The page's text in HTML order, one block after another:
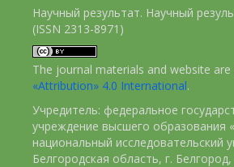
Научный результат. Научный
(ISSN 2313-8971)
The journal materials and website are
«Attribution» 4.0 International.
Учредитель: федеральное
учреждение высшего образования
национальный исследовательский
Белгородская область, г.